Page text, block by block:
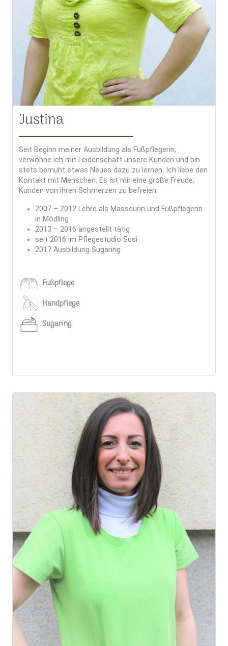
Justina
Seit Beginn meiner Ausbildung als Fußpflegerin,
verwöhne ich mit Leidenschaft unsere Kunden und bin
stets bemüht etwas Neues dazu zu lernen. Ich liebe den
Kontakt mit Menschen. Es ist mir eine große Freude,
Kunden von ihren Schmerzen zu befreien.
2007 – 2012 Lehre als Masseurin und Fußpflegerin
in Mödling
2013 – 2016 angestellt tätig
seit 2016 im Pflegestudio Susi
2017 Ausbildung Sugaring
Fußpflege
Handpflege
Sugaring